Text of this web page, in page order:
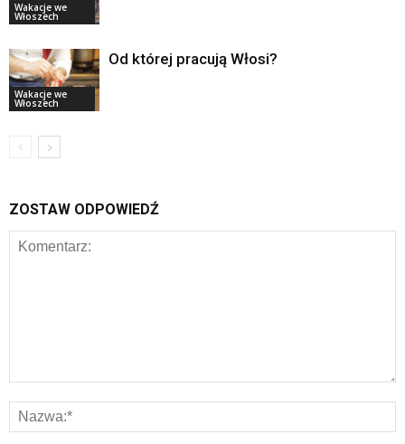
Wakacje we
Włoszech
Wakacje we
Włoszech
Od której pracują Włosi?
ZOSTAW ODPOWIEDŹ